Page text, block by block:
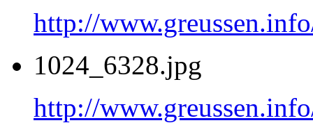
http://
1024_6328.jpg
http://